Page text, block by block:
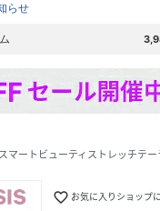
らせ
マートビューティストレッチテ
favorite_border お気に入りショップ